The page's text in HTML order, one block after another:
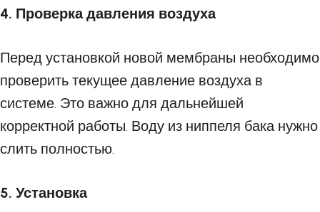
4. Проверка давления воздуха
Перед установкой новой мембраны необходимо
проверить текущее давление воздуха в
системе. Это важно для дальнейшей
корректной работы. Воду из ниппеля бака нужно
слить полностью.
5. Установка